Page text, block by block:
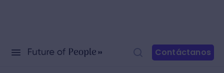
Contáctanos